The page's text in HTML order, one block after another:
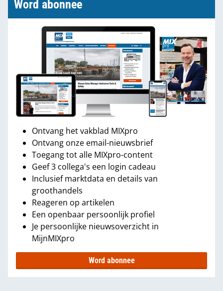
Word abonnee
Ontvang het vakblad MIXpro
Ontvang onze email-nieuwsbrief
Toegang tot alle MIXpro-content
Geef 3 collega's een login cadeau
Inclusief marktdata en details van
groothandels
Reageren op artikelen
Een openbaar persoonlijk profiel
Je persoonlijke nieuwsoverzicht in
MijnMIXpro
Word abonnee